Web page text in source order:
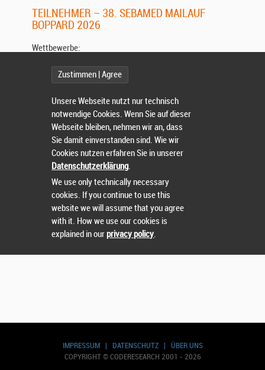
TEILNEHMER – 38. SEBAMED MAILAUF
BOPPARD 2026
IMPRESSUM| DATENSCHUTZ| ÜBER UNS
COPYRIGHT © CODERESEARCH 2001 - 2026
Wettbewerbe:
Suchen
Zustimmen | Agree
Unsere Webseite nutzt nur technisch
notwendige Cookies. Wenn Sie auf dieser
Webseite bleiben, nehmen wir an, dass
Sie damit einverstanden sind. Wie wir
Cookies nutzen erfahren Sie in unserer
Datenschutzerklärung.
We use only technically necessary
cookies. If you continue to use this
website we will assume that you agree
with it. How we use our cookies is
explained in ourprivacy policy.